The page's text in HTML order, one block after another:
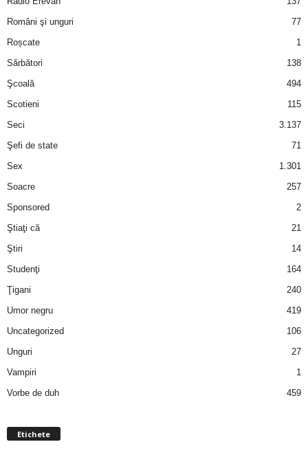
Români şi unguri
77
Roșcate
1
Sărbători
138
Şcoală
494
Scotieni
115
Seci
3.137
Şefi de state
71
Sex
1.301
Soacre
257
Sponsored
2
Ştiaţi că
21
Ştiri
14
Studenţi
164
Ţigani
240
Umor negru
419
Uncategorized
106
Unguri
27
Vampiri
1
Vorbe de duh
459
Etichete